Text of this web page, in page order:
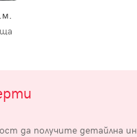
да получите детайлна